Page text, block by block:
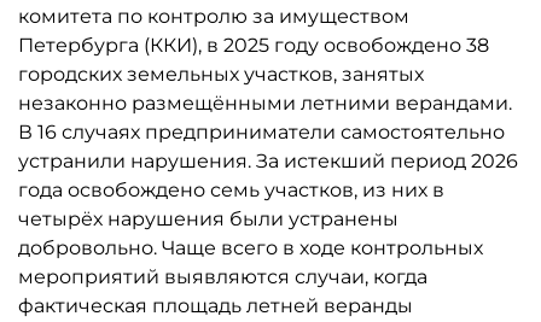
комитета по контролю за имуществом
Петербурга (ККИ), в 2025 году освобождено 38
городских земельных участков, занятых
незаконно размещёнными летними верандами.
В 16 случаях предприниматели самостоятельно
устранили нарушения. За истекший период 2026
года освобождено семь участков, из них в
четырёх нарушения были устранены
добровольно. Чаще всего в ходе контрольных
мероприятий выявляются случаи, когда
фактическая площадь летней веранды